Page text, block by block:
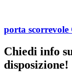
porta scorrevole
Chiedi info
disposizione!